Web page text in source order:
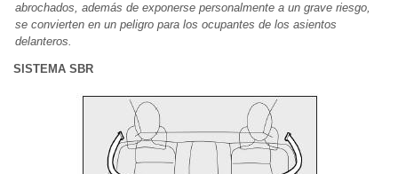
abrochados, además de exponerse personalmente a un grave riesgo,
se convierten en un peligro para los ocupantes de los asientos
delanteros.
SISTEMA SBR